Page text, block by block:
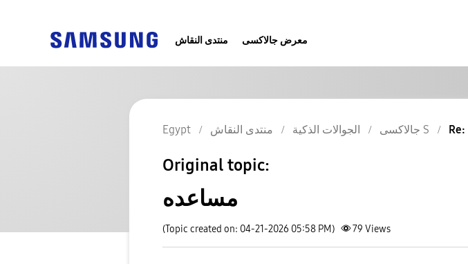
منتدى النقاش معرض جالاكسى
Egypt منتدى النقاش الجوالات الذكية جالاكسى S
Original topic:
مساعده
(Topic created on: 04-21-2026 05:58 PM) 79 Views